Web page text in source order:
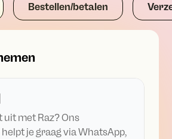
Bestellen/betalen
uit met Raz? Ons
je graag via WhatsApp,